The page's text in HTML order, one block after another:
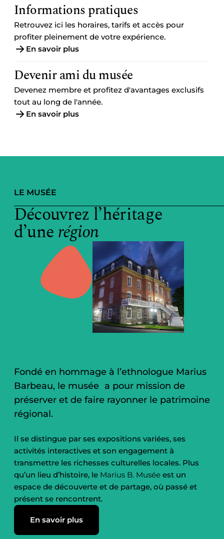
Informations pratiques
Retrouvez ici les horaires, tarifs et accès pour
profiter pleinement de votre expérience.
En savoir plus
Devenir ami du musée
Devenez membre et profitez d'avantages exclusifs
tout au long de l'année.
En savoir plus
LE MUSÉE
Découvrez l’héritage
d’unerégion
Fondé en hommage à l’ethnologue Marius
Barbeau, le musée a pour mission de
préserver et de faire rayonner le patrimoine
régional.
Il se distingue par ses expositions variées, ses
activités interactives et son engagement à
transmettre les richesses culturelles locales. Plus
qu’un lieu d’histoire, le Marius B. Muséeest un
espace de découverte et de partage, où passé et
présent se rencontrent.
En savoir plus